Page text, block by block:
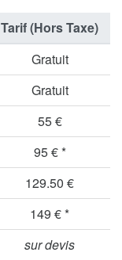
Tarif (Hors Taxe)
Gratuit
Gratuit
55 €
95 € *
129.50 €
149 € *
sur devis